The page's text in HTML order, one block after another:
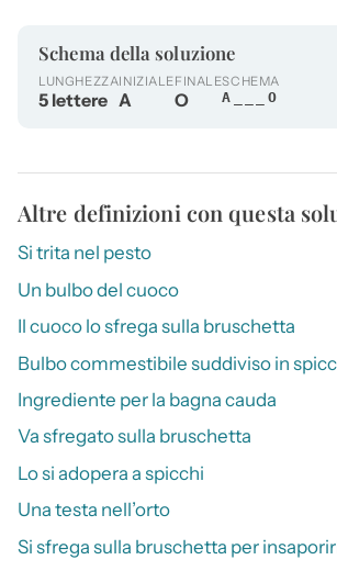
Schema della soluzione
LUNGHEZZA
5 lettere
INIZIALE
A
FINALE
O
SCHEMA
A___O
Altre definizioni con questa
Si trita nel pesto
Un bulbo del cuoco
Il cuoco lo sfrega sulla bruschetta
Bulbo commestibile suddiviso in
Ingrediente per la bagna cauda
Va sfregato sulla bruschetta
Lo si adopera a spicchi
Una testa nell’orto
Si sfrega sulla bruschetta per